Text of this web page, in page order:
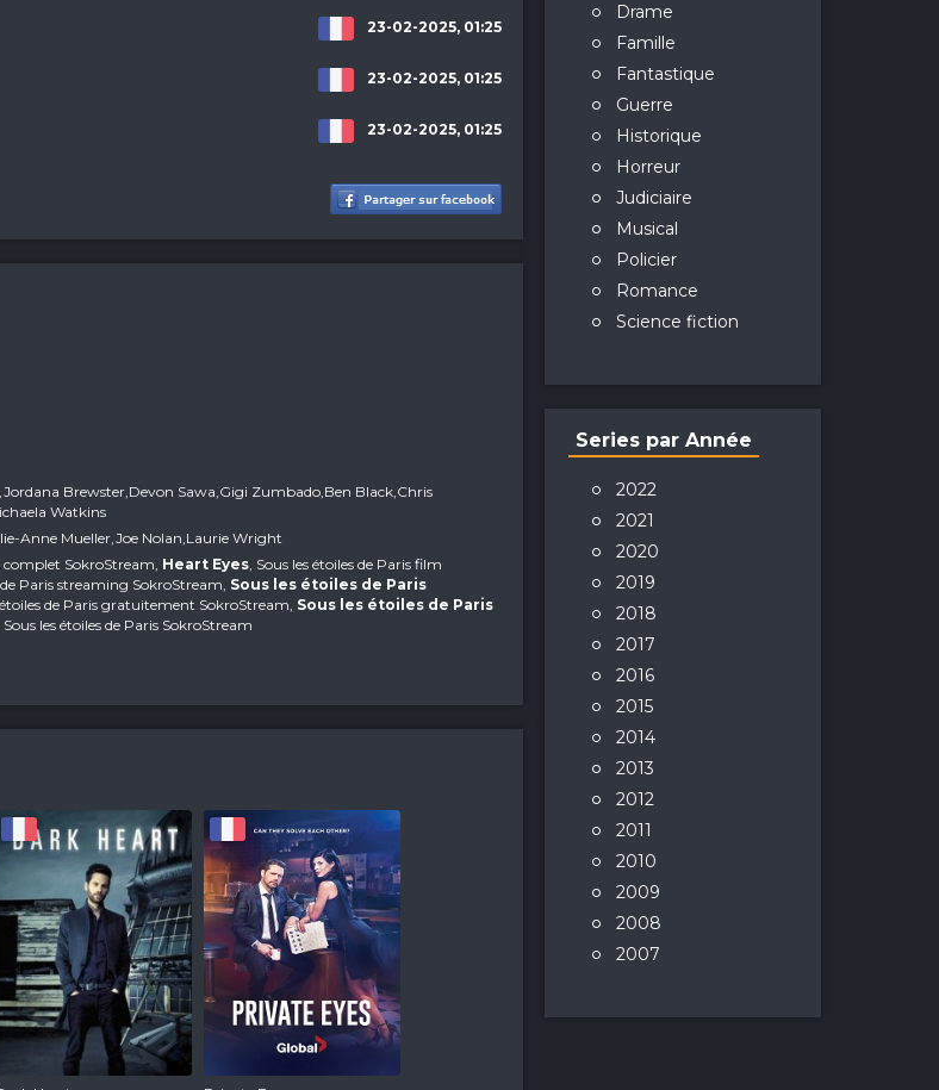
23-02-2025, 01:25
23-02-2025, 01:25
23-02-2025, 01:25
Brewster,Devon Sawa,Gigi Zumbado,Ben Black,Chris
Watkins
Anne Mueller,Joe Nolan,Laurie Wright
complet SokroStream, Heart Eyes, Sous les étoiles de Paris film
Paris streaming SokroStream, Sous les étoiles de Paris
étoiles de Paris gratuitement SokroStream, Sous les étoiles de Paris
Sous les étoiles de Paris SokroStream
Drame
Famille
Fantastique
Guerre
Historique
Horreur
Judiciaire
Musical
Policier
Romance
Science fiction
Series par Année
2022
2021
2020
2019
2018
2017
2016
2015
2014
2013
2012
2011
2010
2009
2008
2007